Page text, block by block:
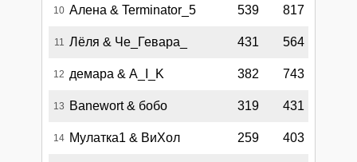
10 Алена & Terminator_5 539 817
11 Лёля & Че_Гевара_ 431 564
12 демара & A_I_K 382 743
13 Banewort & бобо 319 431
14 Мулатка1 & ВиХол 259 403